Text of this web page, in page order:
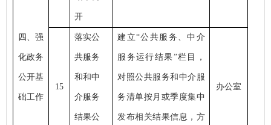
四、强
化政务
公开基
础工作
开
15
落实公
共服务
和和中
介服务
结果公
建立“公共服务、中介
服务运行结果”栏目，
对照公共服务和中介服
务清单按月或季度集中
发布相关结果信息，方
办公室